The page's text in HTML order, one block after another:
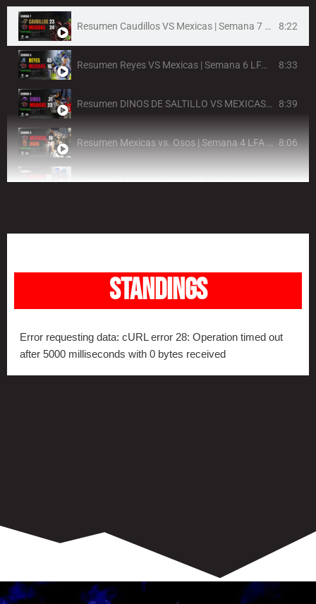
Resumen Caudillos VS Mexicas | Semana 7 LFA 2026 8:22
Resumen Reyes VS Mexicas | Semana 6 LFA 2026 8:33
Resumen DINOS DE SALTILLO VS MEXICAS | Semana 5 LFA 2026 8:39
Resumen Mexicas vs. Osos | Semana 4 LFA 2026 8:06
Resumen MEXICAS CDMX VS GALLOS NEGRO DE QUERÉTARO | Semana 3 LFA 2026 8:26
"SE DIO LA OPORTUNIDAD PARA QUE YO PUEDA SALIR ADELANTE " JOSÉ PABLO SEGURA /LFA 2025 1:05
"BACK TO BACK" mencionan CÉSAR PÉREZ Y ALBERTO MADRIZ / LFA 2025 0:55
standings
Error requesting data: cURL error 28: Operation timed out
after 5000 milliseconds with 0 bytes received